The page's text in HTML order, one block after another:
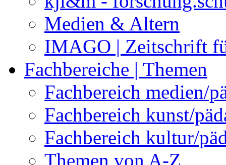
Medien & Altern
IMAGO | Zeitschrift
Fachbereiche | Themen
Fachbereich medien/
Fachbereich kunst/
Fachbereich kultur/
Themen von A-Z